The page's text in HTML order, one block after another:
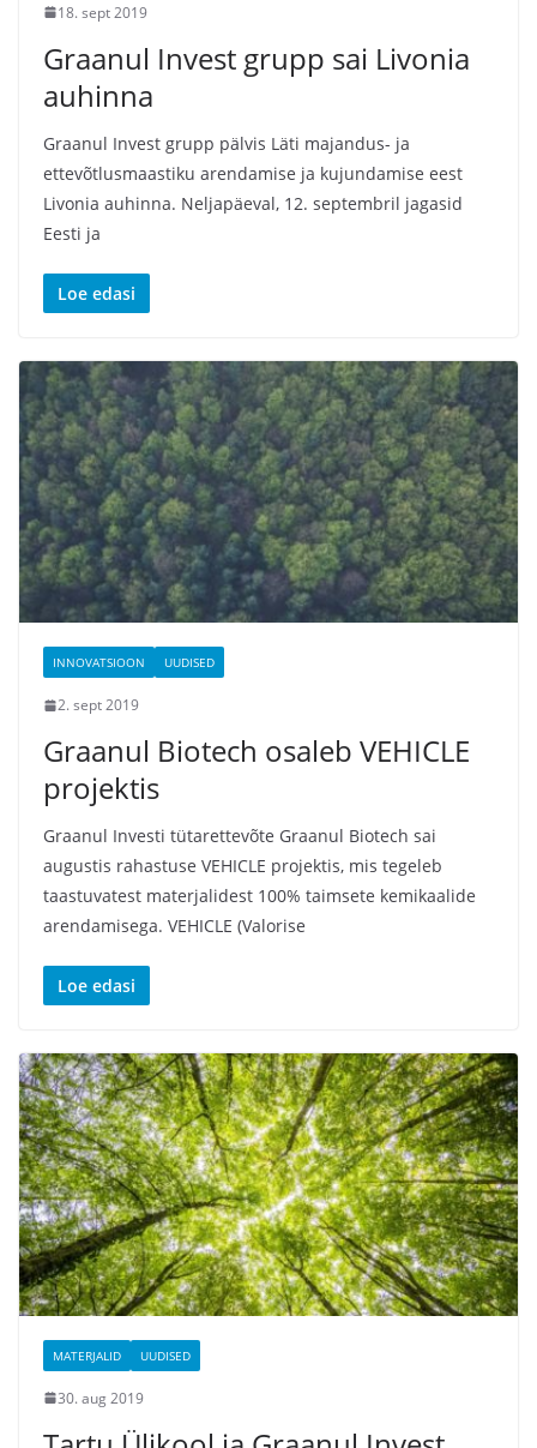
18. sept 2019
Graanul Invest grupp sai Livonia
auhinna
Graanul Invest grupp pälvis Läti majandus- ja
ettevõtlusmaastiku arendamise ja kujundamise eest
Livonia auhinna. Neljapäeval, 12. septembril jagasid
Eesti ja
Loe edasi
INNOVATSIOON UUDISED
2. sept 2019
Graanul Biotech osaleb VEHICLE
projektis
Graanul Investi tütarettevõte Graanul Biotech sai
augustis rahastuse VEHICLE projektis, mis tegeleb
taastuvatest materjalidest 100% taimsete kemikaalide
arendamisega. VEHICLE (Valorise
Loe edasi
MATERJALID UUDISED
30. aug 2019